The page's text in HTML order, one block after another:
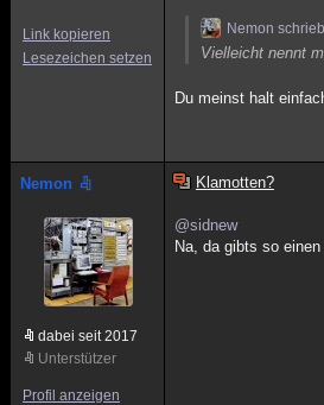
Link kopieren
Lesezeichen setzen
Nemon
Vielleicht nennt
Du meinst halt
Nemon
dabei seit 2017
Unterstützer
Profil anzeigen
Klamotten?
@sidnew
Na, da gibts so